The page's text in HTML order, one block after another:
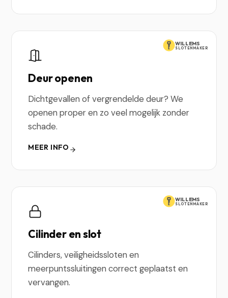
WILLEMS
SLOTENMAKER
Deur openen
Dichtgevallen of vergrendelde deur? We
openen proper en zo veel mogelijk zonder
schade.
MEER INFO
WILLEMS
SLOTENMAKER
Cilinder en slot
Cilinders, veiligheidssloten en
meerpuntssluitingen correct geplaatst en
vervangen.